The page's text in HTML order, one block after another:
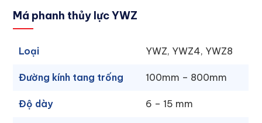
Má phanh thủy lực YWZ
Loại YWZ, YWZ4, YWZ8
Đường kính tang trống 100mm – 800mm
Độ dày 6 – 15 mm